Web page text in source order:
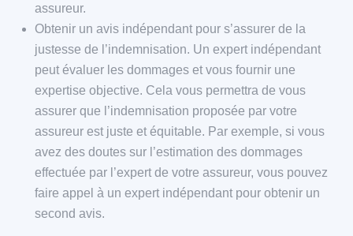
assureur.
Obtenir un avis indépendant pour s’assurer de la
justesse de l’indemnisation. Un expert indépendant
peut évaluer les dommages et vous fournir une
expertise objective. Cela vous permettra de vous
assurer que l’indemnisation proposée par votre
assureur est juste et équitable. Par exemple, si vous
avez des doutes sur l’estimation des dommages
effectuée par l’expert de votre assureur, vous pouvez
faire appel à un expert indépendant pour obtenir un
second avis.